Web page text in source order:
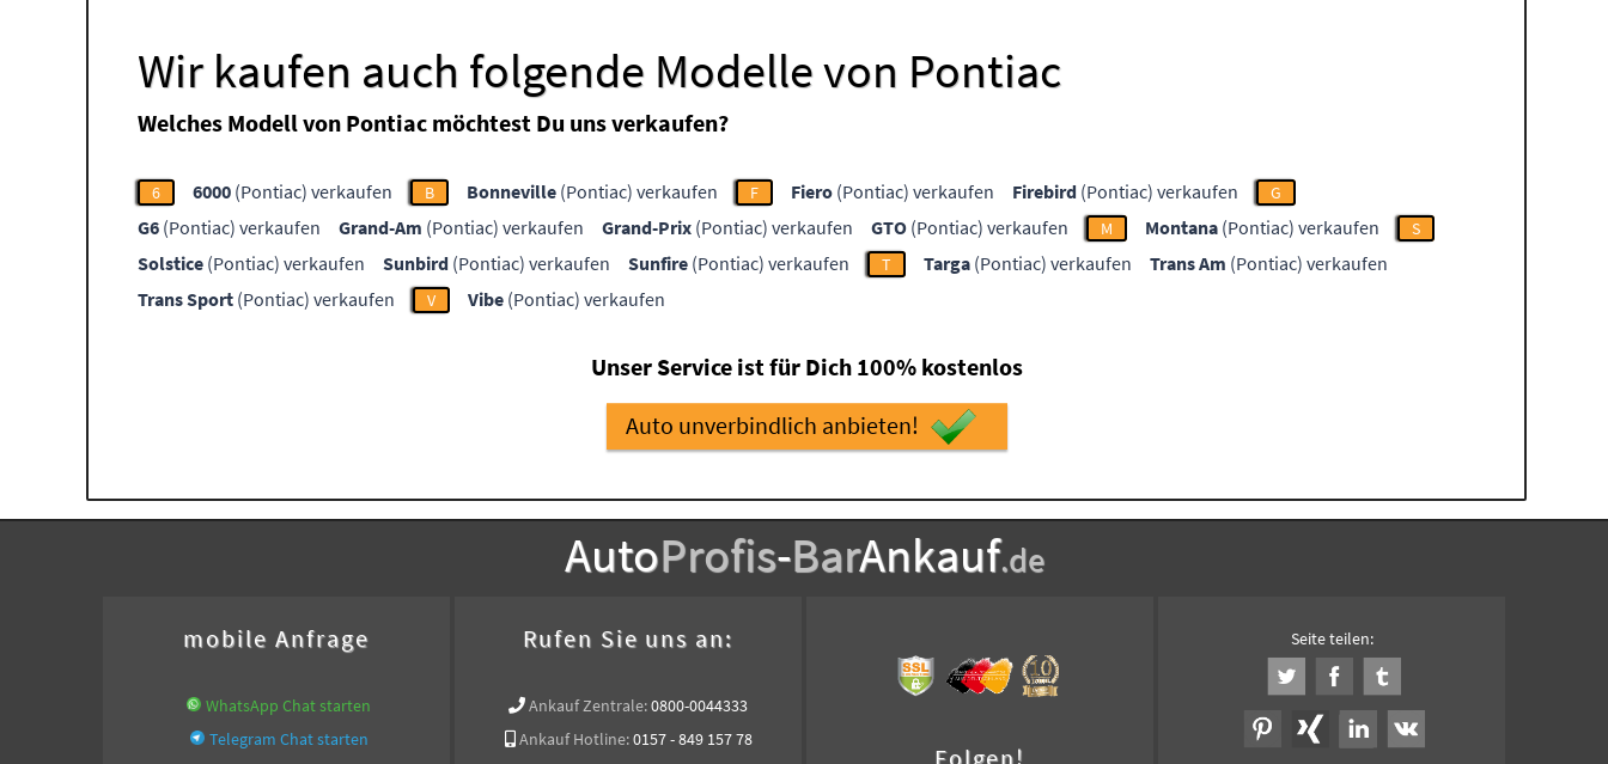
Wir kaufen auch folgende Modelle von Pontiac
Welches Modell von Pontiac möchtest Du uns verkaufen?
6 6000 (Pontiac) verkaufen B Bonneville (Pontiac) verkaufen F Fiero (Pontiac) verkaufen Firebird (Pontiac) verkaufen G
G6 (Pontiac) verkaufen Grand-Am (Pontiac) verkaufen Grand-Prix (Pontiac) verkaufen GTO (Pontiac) verkaufen M Montana (Pontiac) verkaufen S
Solstice (Pontiac) verkaufen Sunbird (Pontiac) verkaufen Sunfire (Pontiac) verkaufen T Targa (Pontiac) verkaufen Trans Am (Pontiac) verkaufen
Trans Sport (Pontiac) verkaufen V Vibe (Pontiac) verkaufen
Unser Service ist für Dich 100% kostenlos
Auto unverbindlich anbieten!
AutoProfis-BarAnkauf.de
mobile Anfrage
WhatsApp Chat starten
Telegram Chat starten
Rufen Sie uns an:
Ankauf Zentrale:0800-0044333
Ankauf Hotline:0157 - 849 157 78
Folgen!
Seite teilen: